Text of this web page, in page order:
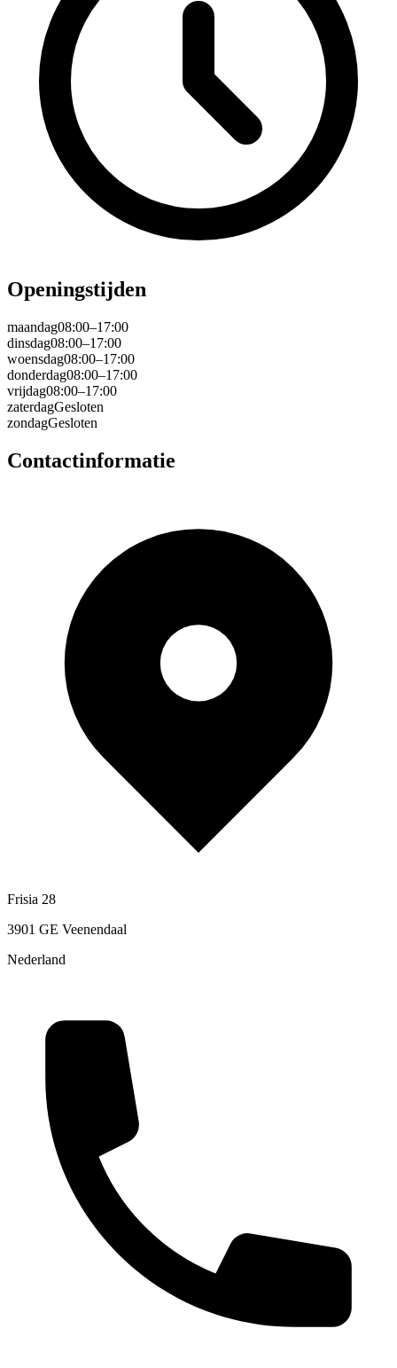
Openingstijden
maandag08:00–17:00
dinsdag08:00–17:00
woensdag08:00–17:00
donderdag08:00–17:00
vrijdag08:00–17:00
zaterdagGesloten
zondagGesloten
Contactinformatie
Frisia 28
3901 GE Veenendaal
Nederland